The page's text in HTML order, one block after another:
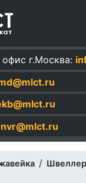
г.Москва:
nvr@mlct.ru
/